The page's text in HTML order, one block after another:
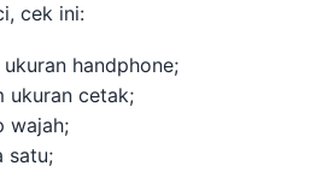
cek ini:
handphone;
ukuran cetak;
wajah;
satu;